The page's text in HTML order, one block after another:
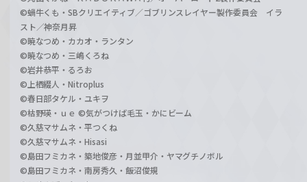
©蝸牛くも・SBクリエイティブ／ゴブリンスレイヤー製作委員会 イラ
スト／神奈月昇
©暁なつめ・カカオ・ランタン
©暁なつめ・三嶋くろね
©岩井恭平・るろお
©上栖綴人・Nitroplus
©春日部タケル・ユキヲ
©枯野瑛・ｕｅ ©気がつけば毛玉・かにビーム
©久慈マサムネ・平つくね
©久慈マサムネ・Hisasi
©島田フミカネ・築地俊彦・月並甲介・ヤマグチノボル
©島田フミカネ・南房秀久・飯沼俊規